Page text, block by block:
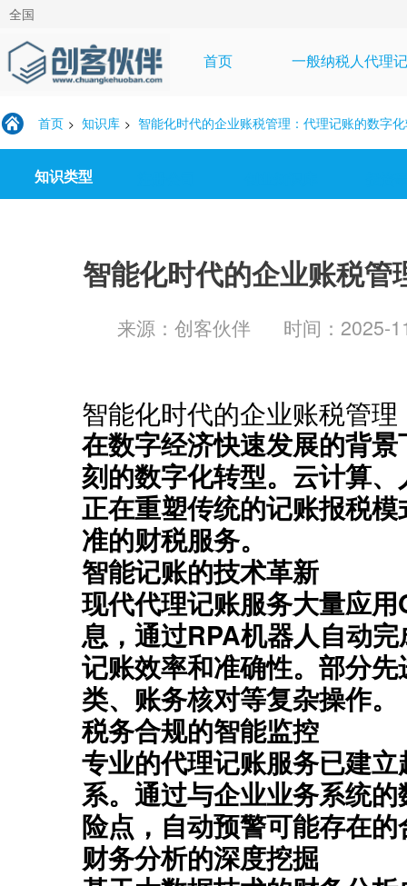
全国
首页 一般纳税人代理
首页 > 知识库 > 智能化时代的企业账税管理：代理记账的数字
知识类型
智能化时代的企业账税
来源：创客伙伴 时间：2025-
智能化时代的企业账税管
在数字经济快速发展的背景
刻的数字化转型。云计算
正在重塑传统的‌记账报税模
准的‌财税服务‌。
智能记账的技术革新
现代‌代理记账服务大量应
息，通过RPA机器人自动
记账效率和准确性。部分
类、账务核对等复杂操作。
税务合规的智能监控
专业的‌代理记账服务已建
系。通过与企业业务系统
险点，自动预警可能存在
财务分析的深度挖掘